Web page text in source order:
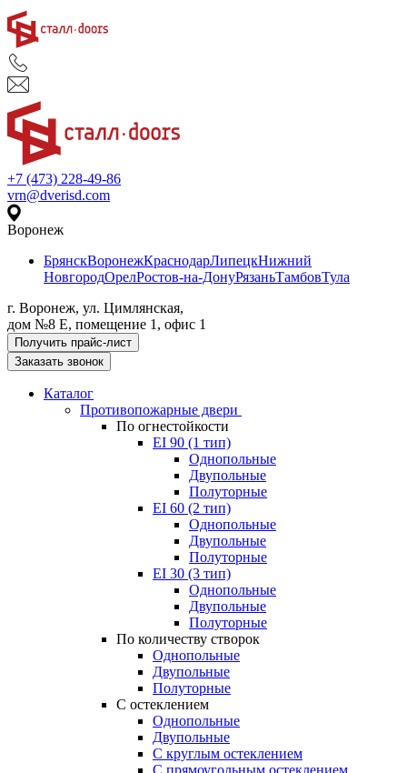
+7 (473) 228-49-86
vrn@dverisd.com
Воронеж
БрянскВоронежКраснодарЛипецкНижний
НовгородОрелРостов-на-ДонуРязаньТамбовТула
г. Воронеж, ул. Цимлянская,
дом №8 Е, помещение 1, офис 1
Получить прайс-лист
Заказать звонок
Каталог
Противопожарные двери
По огнестойкости
EI 90 (1 тип)
Однопольные
Двупольные
Полуторные
EI 60 (2 тип)
Однопольные
Двупольные
Полуторные
EI 30 (3 тип)
Однопольные
Двупольные
Полуторные
По количеству створок
Однопольные
Двупольные
Полуторные
С остеклением
Однопольные
Двупольные
С круглым остеклением
С прямоугольным остеклением